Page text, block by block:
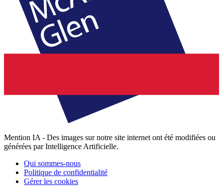
Mention IA - Des images sur notre site internet ont été modifiées ou
générées par Intelligence Artificielle.
Qui sommes-nous
Politique de confidentialité
Gérer les cookies